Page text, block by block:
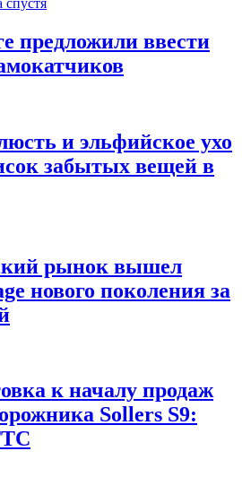
спустя
предложили ввести
и эльфийское ухо
забытых вещей в
рынок вышел
нового поколения за
к началу продаж
Sollers S9: